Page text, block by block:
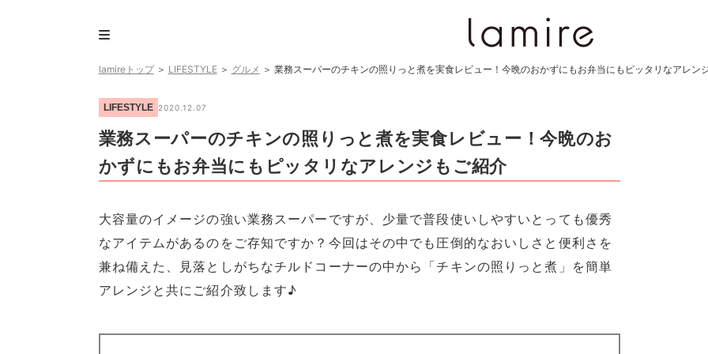
lamireトップ＞ LIFESTYLE＞ グルメ ＞ 業務スーパーのチキンの照りっと煮を実食レビュー！今晩のおかずにもお弁当にもピッタリなアレン
LIFESTYLE 2020.12.07
業務スーパーのチキンの照りっと煮を実食レビュー！今晩のお
かずにもお弁当にもピッタリなアレンジもご紹介
大容量のイメージの強い業務スーパーですが、少量で普段使いしやすいとっても優秀
なアイテムがあるのをご存知ですか？今回はその中でも圧倒的なおいしさと便利さを
兼ね備えた、見落としがちなチルドコーナーの中から「チキンの照りっと煮」を簡単
アレンジと共にご紹介致します♪